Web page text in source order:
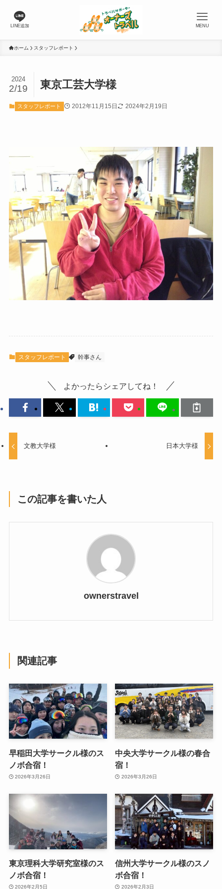
LINE追加 MENU
ホーム スタッフレポート
東京工芸大学様
2024
2/19
スタッフレポート 2012年11月15日 2024年2月19日
スタッフレポート 幹事さん
よかったらシェアしてね！
文教大学様 日本大学様
この記事を書いた人
ownerstravel
関連記事
早稲田大学サークル様のス
ノボ合宿！
2026年3月26日
中央大学サークル様の春合
宿！
2026年3月26日
東京理科大学研究室様のス
ノボ合宿！
2026年2月5日
信州大学サークル様のスノ
ボ合宿！
2026年2月3日